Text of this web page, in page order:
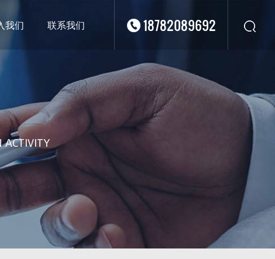
华南
华中
西南
西北
东南
我们 联系我们 18782089692
ACTIVITY